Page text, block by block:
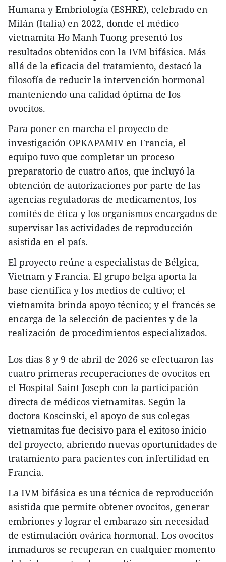
Humana y Embriología (ESHRE), celebrado en
Milán (Italia) en 2022, donde el médico
vietnamita Ho Manh Tuong presentó los
resultados obtenidos con la IVM bifásica. Más
allá de la eficacia del tratamiento, destacó la
filosofía de reducir la intervención hormonal
manteniendo una calidad óptima de los
ovocitos.​
Para poner en marcha el proyecto de
investigación OPKAPAMIV en Francia, el
equipo tuvo que completar un proceso
preparatorio de cuatro años, que incluyó la
obtención de autorizaciones por parte de las
agencias reguladoras de medicamentos, los
comités de ética y los organismos encargados de
supervisar las actividades de reproducción
asistida en el país.​
El proyecto reúne a especialistas de Bélgica,
Vietnam y Francia. El grupo belga aporta la
base científica y los medios de cultivo; el
vietnamita brinda apoyo técnico; y el francés se
encarga de la selección de pacientes y de la
realización de procedimientos especializados.​
Los días 8 y 9 de abril de 2026 se efectuaron las
cuatro primeras recuperaciones de ovocitos en
el Hospital Saint Joseph con la participación
directa de médicos vietnamitas. Según la
doctora Koscinski, el apoyo de sus colegas
vietnamitas fue decisivo para el exitoso inicio
del proyecto, abriendo nuevas oportunidades de
tratamiento para pacientes con infertilidad en
Francia.​
La IVM bifásica es una técnica de reproducción
asistida que permite obtener ovocitos, generar
embriones y lograr el embarazo sin necesidad
de estimulación ovárica hormonal. Los ovocitos
inmaduros se recuperan en cualquier momento